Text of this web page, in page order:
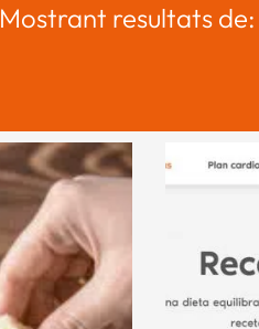
Mostrant resultats de: